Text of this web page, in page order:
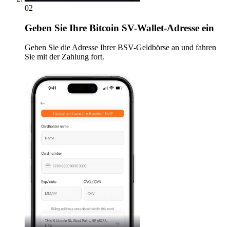
02
Geben Sie Ihre Bitcoin SV-Wallet-Adresse ein
Geben Sie die Adresse Ihrer BSV-Geldbörse an und fahren
Sie mit der Zahlung fort.